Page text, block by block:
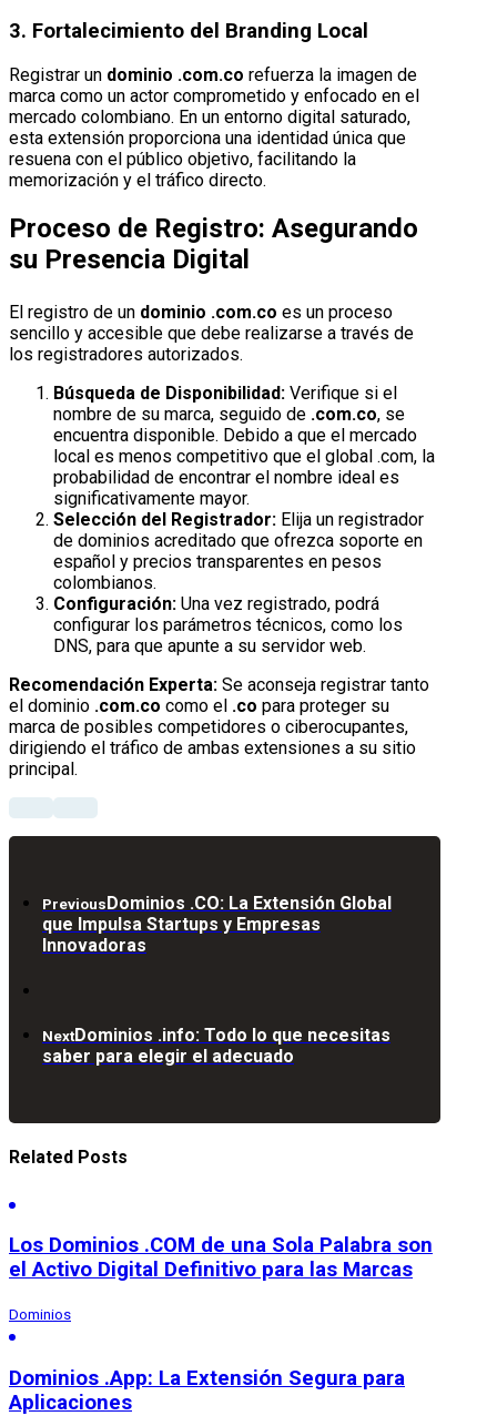
3. Fortalecimiento del Branding Local
Registrar un dominio .com.co refuerza la imagen de
marca como un actor comprometido y enfocado en el
mercado colombiano. En un entorno digital saturado,
esta extensión proporciona una identidad única que
resuena con el público objetivo, facilitando la
memorización y el tráfico directo.
Proceso de Registro: Asegurando
su Presencia Digital
El registro de un dominio .com.co es un proceso
sencillo y accesible que debe realizarse a través de
los registradores autorizados.
Búsqueda de Disponibilidad: Verifique si el
nombre de su marca, seguido de .com.co, se
encuentra disponible. Debido a que el mercado
local es menos competitivo que el global .com, la
probabilidad de encontrar el nombre ideal es
significativamente mayor.
Selección del Registrador: Elija un registrador
de dominios acreditado que ofrezca soporte en
español y precios transparentes en pesos
colombianos.
Configuración: Una vez registrado, podrá
configurar los parámetros técnicos, como los
DNS, para que apunte a su servidor web.
Recomendación Experta: Se aconseja registrar tanto
el dominio .com.co como el .co para proteger su
marca de posibles competidores o ciberocupantes,
dirigiendo el tráfico de ambas extensiones a su sitio
principal.
Previous Dominios .CO: La Extensión Global
que Impulsa Startups y Empresas
Innovadoras
NextDominios .info: Todo lo que necesitas
saber para elegir el adecuado
Related Posts
Los Dominios .COM de una Sola Palabra son
el Activo Digital Definitivo para las Marcas
Dominios
Dominios .App: La Extensión Segura para
Aplicaciones